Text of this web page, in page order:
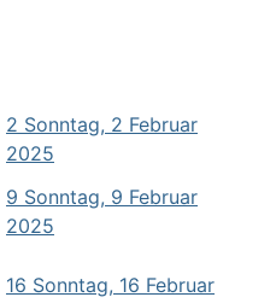
2 Sonntag, 2 Februar
2025
9 Sonntag, 9 Februar
2025
16 Sonntag, 16 Februar